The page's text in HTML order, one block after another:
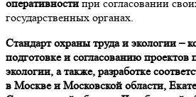
оперативности при согласовании
государственных органах.
Стандарт охраны труда и экологии –
подготовке и согласованию проектов
экологии, а также, разработке
в Москве и Московской области,